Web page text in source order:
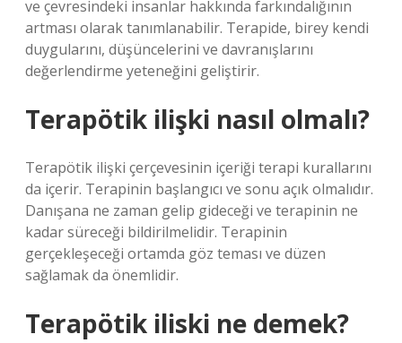
ve çevresindeki insanlar hakkında farkındalığının
artması olarak tanımlanabilir. Terapide, birey kendi
duygularını, düşüncelerini ve davranışlarını
değerlendirme yeteneğini geliştirir.
Terapötik ilişki nasıl olmalı?
Terapötik ilişki çerçevesinin içeriği terapi kurallarını
da içerir. Terapinin başlangıcı ve sonu açık olmalıdır.
Danışana ne zaman gelip gideceği ve terapinin ne
kadar süreceği bildirilmelidir. Terapinin
gerçekleşeceği ortamda göz teması ve düzen
sağlamak da önemlidir.
Terapötik iliski ne demek?